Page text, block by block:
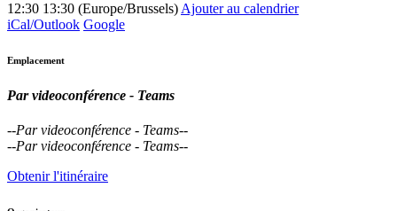
12:30 13:30 (Europe/Brussels) Ajouter au calendrier
iCal/Outlook Google
Emplacement
Par videoconférence - Teams
--Par videoconférence - Teams--
--Par videoconférence - Teams--
Obtenir l'itinéraire